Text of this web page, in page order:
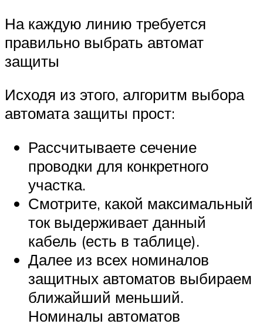
На каждую линию требуется
правильно выбрать автомат
защиты
Исходя из этого, алгоритм выбора
автомата защиты прост:
Рассчитываете сечение
проводки для конкретного
участка.
Смотрите, какой максимальный
ток выдерживает данный
кабель (есть в таблице).
Далее из всех номиналов
защитных автоматов выбираем
ближайший меньший.
Номиналы автоматов